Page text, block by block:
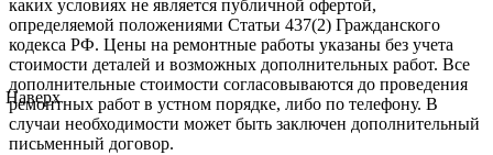
каких условиях не является публичной офертой,
определяемой положениями Статьи 437(2) Гражданского
кодекса РФ. Цены на ремонтные работы указаны без учета
стоимости деталей и возможных дополнительных работ. Все
дополнительные стоимости согласовываются до проведения
ремонтных работ в устном порядке, либо по телефону. В
случаи необходимости может быть заключен дополнительный
письменный договор.
Наверх